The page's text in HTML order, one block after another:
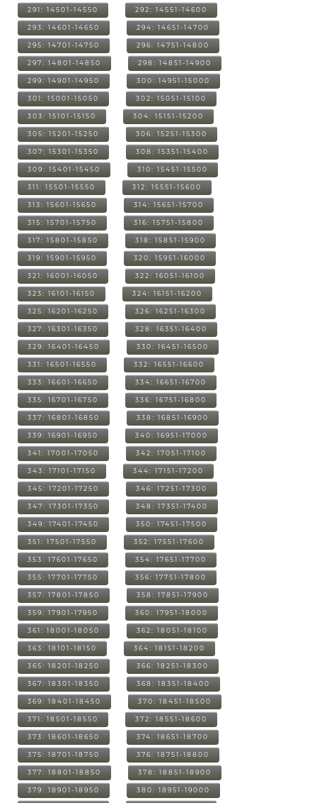
291: 14501-14550 292: 14551-14600
293: 14601-14650 294: 14651-14700
295: 14701-14750 296: 14751-14800
297: 14801-14850 298: 14851-14900
299: 14901-14950 300: 14951-15000
301: 15001-15050 302: 15051-15100
303: 15101-15150 304: 15151-15200
305: 15201-15250 306: 15251-15300
307: 15301-15350 308: 15351-15400
309: 15401-15450 310: 15451-15500
311: 15501-15550 312: 15551-15600
313: 15601-15650 314: 15651-15700
315: 15701-15750 316: 15751-15800
317: 15801-15850 318: 15851-15900
319: 15901-15950 320: 15951-16000
321: 16001-16050 322: 16051-16100
323: 16101-16150 324: 16151-16200
325: 16201-16250 326: 16251-16300
327: 16301-16350 328: 16351-16400
329: 16401-16450 330: 16451-16500
331: 16501-16550 332: 16551-16600
333: 16601-16650 334: 16651-16700
335: 16701-16750 336: 16751-16800
337: 16801-16850 338: 16851-16900
339: 16901-16950 340: 16951-17000
341: 17001-17050 342: 17051-17100
343: 17101-17150 344: 17151-17200
345: 17201-17250 346: 17251-17300
347: 17301-17350 348: 17351-17400
349: 17401-17450 350: 17451-17500
351: 17501-17550 352: 17551-17600
353: 17601-17650 354: 17651-17700
355: 17701-17750 356: 17751-17800
357: 17801-17850 358: 17851-17900
359: 17901-17950 360: 17951-18000
361: 18001-18050 362: 18051-18100
363: 18101-18150 364: 18151-18200
365: 18201-18250 366: 18251-18300
367: 18301-18350 368: 18351-18400
369: 18401-18450 370: 18451-18500
371: 18501-18550 372: 18551-18600
373: 18601-18650 374: 18651-18700
375: 18701-18750 376: 18751-18800
377: 18801-18850 378: 18851-18900
379: 18901-18950 380: 18951-19000